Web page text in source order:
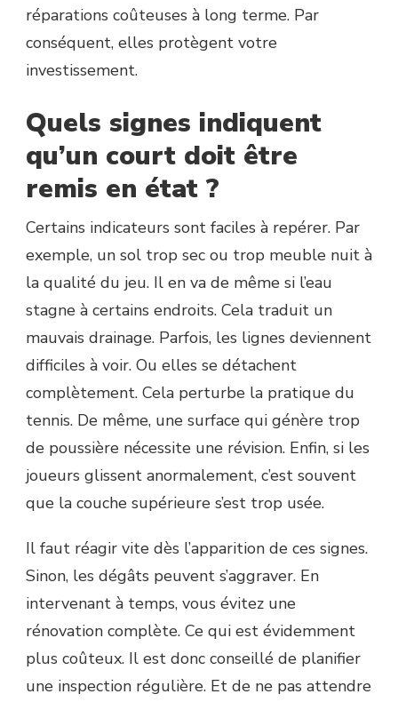
réparations coûteuses à long terme. Par
conséquent, elles protègent votre
investissement.
Quels signes indiquent
qu’un court doit être
remis en état ?
Certains indicateurs sont faciles à repérer. Par
exemple, un sol trop sec ou trop meuble nuit à
la qualité du jeu. Il en va de même si l’eau
stagne à certains endroits. Cela traduit un
mauvais drainage. Parfois, les lignes deviennent
difficiles à voir. Ou elles se détachent
complètement. Cela perturbe la pratique du
tennis. De même, une surface qui génère trop
de poussière nécessite une révision. Enfin, si les
joueurs glissent anormalement, c’est souvent
que la couche supérieure s’est trop usée.
Il faut réagir vite dès l’apparition de ces signes.
Sinon, les dégâts peuvent s’aggraver. En
intervenant à temps, vous évitez une
rénovation complète. Ce qui est évidemment
plus coûteux. Il est donc conseillé de planifier
une inspection régulière. Et de ne pas attendre